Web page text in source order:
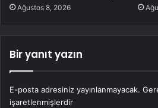
Ağustos 8, 2026
Bir yanıt yazın
E-posta adresiniz yayınlanmayacak.
işaretlenmişlerdir